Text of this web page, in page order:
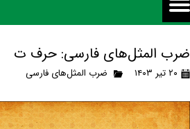
ضرب المثل‌های فارسی: حرف ت
۲۰ تیر ۱۴۰۳ ضرب المثل‌های فارسی